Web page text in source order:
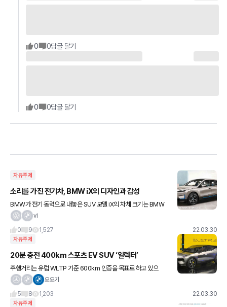
0 0답글 달기
0 0답글 달기
자유주제
소리를 가진 전기차, BMW iX의 디자인과 감성
BMW가 전기 동력으로 내놓은 SUV 모델 iX의 차체 크기는 BMW
의 준대형 SUV모델 X5와 거의 비슷한 수준으로 보인다. 전기 동력
vi
0
9 1,527 22.03.30
자유주제
20분 충전 400km 스포츠 EV SUV ‘일렉터’
주행거리는 유럽 WLTP 기준 600km 인증을 목표로 하고 있으
며, 350kW 충전기로 20분 충전으로 약 400km를 주행할 수 있다.
요요기
5
8 1,203 22.03.30
자유주제